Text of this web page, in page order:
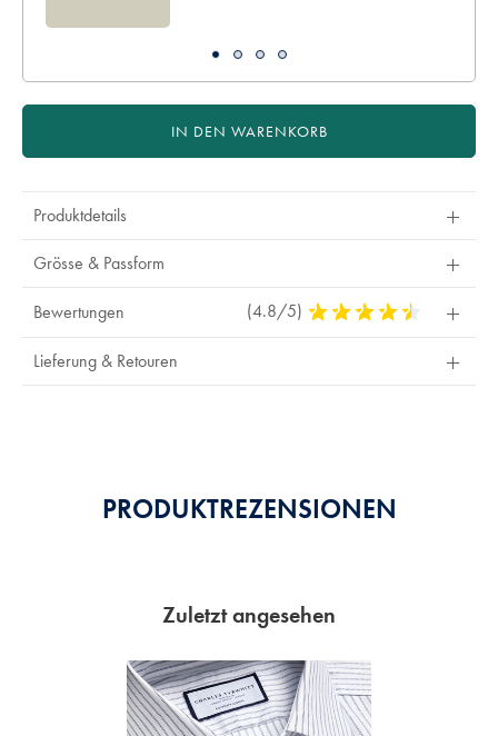
IN DEN WARENKORB
Produktdetails
Grösse & Passform
Bewertungen (4.8/5) 4,8
Lieferung & Retouren
PRODUKTREZENSIONEN
Zuletzt angesehen